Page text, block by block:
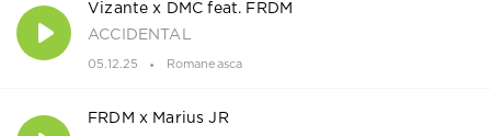
Vizante x DMC feat. FRDM
ACCIDENTAL
05.12.25 Romaneasca
FRDM x Marius JR